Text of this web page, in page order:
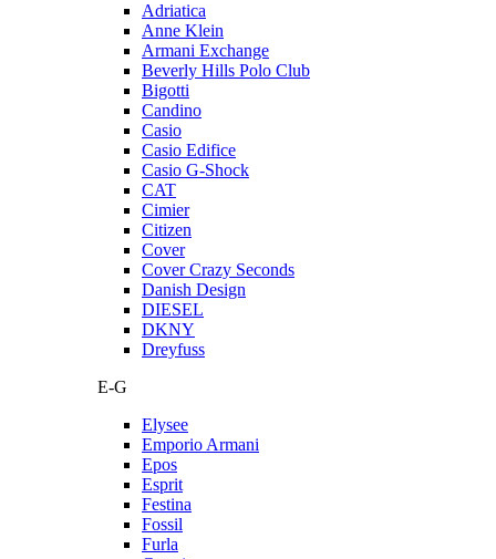
Adriatica
Anne Klein
Armani Exchange
Beverly Hills Polo Club
Bigotti
Candino
Casio
Casio Edifice
Casio G-Shock
CAT
Cimier
Citizen
Cover
Cover Crazy Seconds
Danish Design
DIESEL
DKNY
Dreyfuss
E-G
Elysee
Emporio Armani
Epos
Esprit
Festina
Fossil
Furla